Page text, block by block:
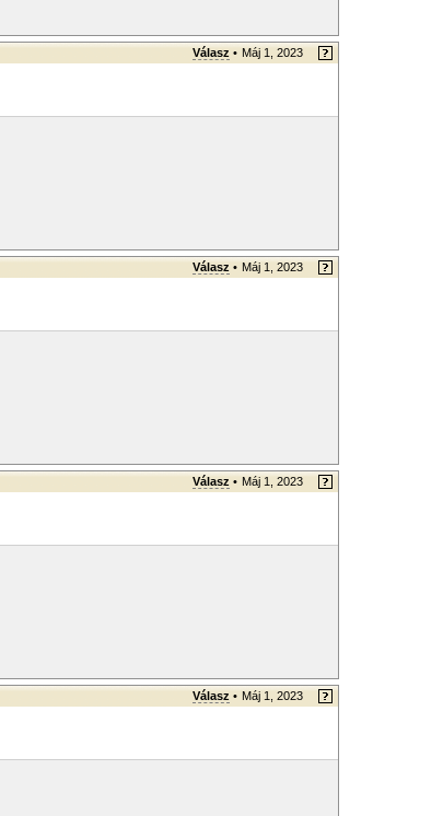
Válasz • Máj 1, 2023
Válasz • Máj 1, 2023
Válasz • Máj 1, 2023
Válasz • Máj 1, 2023